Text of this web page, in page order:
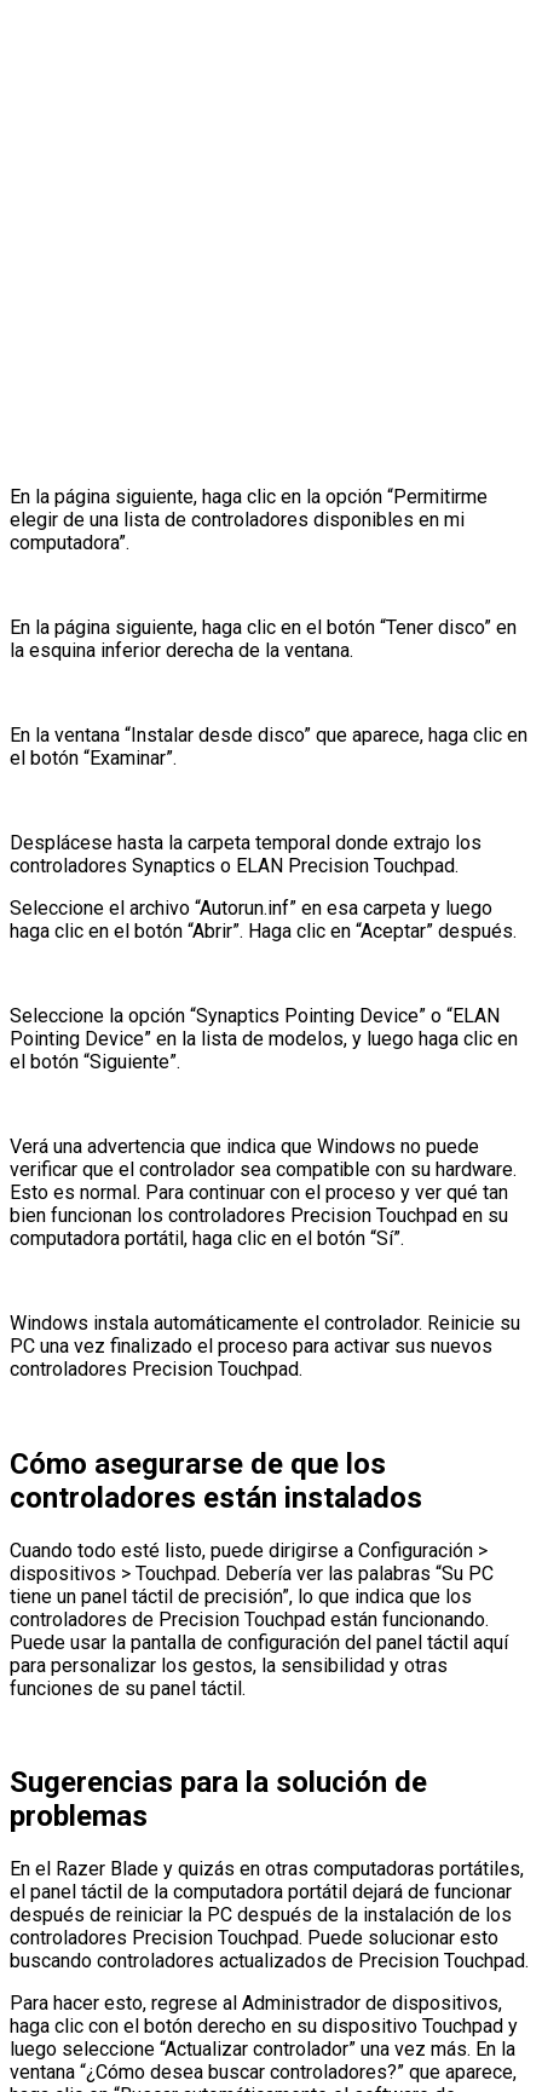
En la página siguiente, haga clic en la opción “Permitirme
elegir de una lista de controladores disponibles en mi
computadora”.
En la página siguiente, haga clic en el botón “Tener disco” en
la esquina inferior derecha de la ventana.
En la ventana “Instalar desde disco” que aparece, haga clic en
el botón “Examinar”.
Desplácese hasta la carpeta temporal donde extrajo los
controladores Synaptics o ELAN Precision Touchpad.
Seleccione el archivo “Autorun.inf” en esa carpeta y luego
haga clic en el botón “Abrir”. Haga clic en “Aceptar” después.
Seleccione la opción “Synaptics Pointing Device” o “ELAN
Pointing Device” en la lista de modelos, y luego haga clic en
el botón “Siguiente”.
Verá una advertencia que indica que Windows no puede
verificar que el controlador sea compatible con su hardware.
Esto es normal. Para continuar con el proceso y ver qué tan
bien funcionan los controladores Precision Touchpad en su
computadora portátil, haga clic en el botón “Sí”.
Windows instala automáticamente el controlador. Reinicie su
PC una vez finalizado el proceso para activar sus nuevos
controladores Precision Touchpad.
Cómo asegurarse de que los
controladores están instalados
Cuando todo esté listo, puede dirigirse a Configuración >
dispositivos > Touchpad. Debería ver las palabras “Su PC
tiene un panel táctil de precisión”, lo que indica que los
controladores de Precision Touchpad están funcionando.
Puede usar la pantalla de configuración del panel táctil aquí
para personalizar los gestos, la sensibilidad y otras
funciones de su panel táctil.
Sugerencias para la solución de
problemas
En el Razer Blade y quizás en otras computadoras portátiles,
el panel táctil de la computadora portátil dejará de funcionar
después de reiniciar la PC después de la instalación de los
controladores Precision Touchpad. Puede solucionar esto
buscando controladores actualizados de Precision Touchpad.
Para hacer esto, regrese al Administrador de dispositivos,
haga clic con el botón derecho en su dispositivo Touchpad y
luego seleccione “Actualizar controlador” una vez más. En la
ventana “¿Cómo desea buscar controladores?” que aparece,